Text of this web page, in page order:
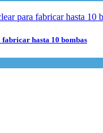
hasta 10 bombas